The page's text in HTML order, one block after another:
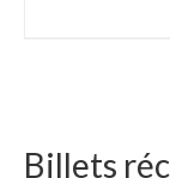
Billets